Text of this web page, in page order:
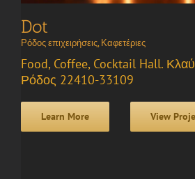
Dot
Ρόδος επιχειρήσεις, Καφετέριες
Food, Coffee, Cocktail Hall.
Ρόδος 22410-33109
Learn More View